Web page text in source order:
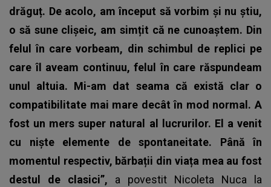
drăguț. De acolo, am început să vorbim și nu știu,
o să sune clișeic, am simțit că ne cunoaștem. Din
felul în care vorbeam, din schimbul de replici pe
care îl aveam continuu, felul în care răspundeam
unul altuia. Mi-am dat seama că există clar o
compatibilitate mai mare decât în mod normal. A
fost un mers super natural al lucrurilor. El a venit
cu niște elemente de spontaneitate. Până în
momentul respectiv, bărbații din viața mea au fost
destul de clasici”, a povestit Nicoleta Nuca la